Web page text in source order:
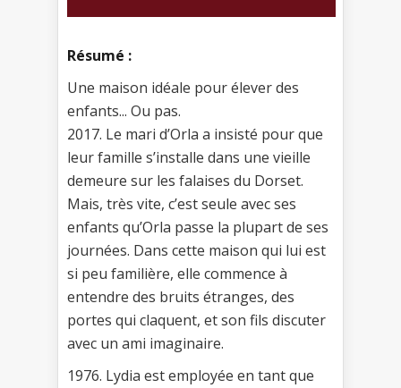
Résumé :
Une maison idéale pour élever des
enfants... Ou pas.
2017. Le mari d’Orla a insisté pour que
leur famille s’installe dans une vieille
demeure sur les falaises du Dorset.
Mais, très vite, c’est seule avec ses
enfants qu’Orla passe la plupart de ses
journées. Dans cette maison qui lui est
si peu familière, elle commence à
entendre des bruits étranges, des
portes qui claquent, et son fils discuter
avec un ami imaginaire.
1976. Lydia est employée en tant que